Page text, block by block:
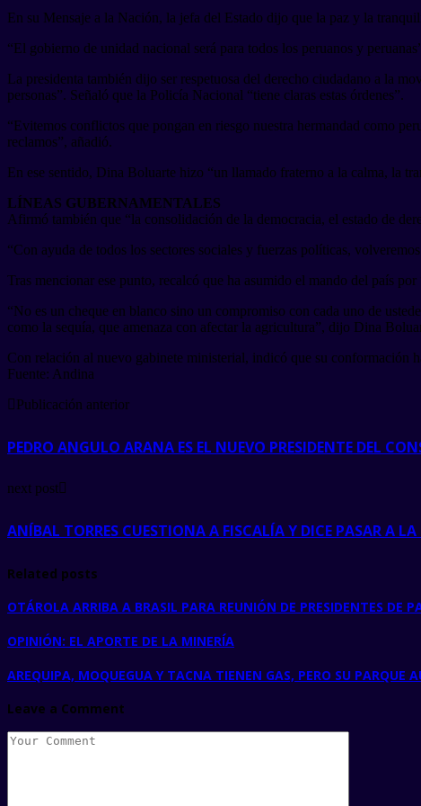
En su Mensaje a la Nación, la jefa del Estado dijo que la paz y la
“El gobierno de unidad nacional será para todos los peruanos y
La presidenta también dijo ser respetuosa del derecho ciudadano a la
personas”. Señaló que la Policía Nacional “tiene claras estas órdenes”.
“Evitemos conflictos que pongan en riesgo nuestra hermandad como
reclamos”, añadió.
En ese sentido, Dina Boluarte hizo “un llamado fraterno a la calma, la
LÍNEAS GUBERNAMENTALES
Afirmó también que “la consolidación de la democracia, el estado de
“Con ayuda de todos los sectores sociales y fuerzas políticas,
Tras mencionar ese punto, recalcó que ha asumido el mando del país
“No es un cheque en blanco sino un compromiso con cada uno de
como la sequía, que amenaza con afectar la agricultura”, dijo Dina
Con relación al nuevo gabinete ministerial, indicó que su conformación
Fuente: Andina
Publicación anterior
PEDRO ANGULO ARANA ES EL NUEVO PRESIDENTE DEL
next post
ANÍBAL TORRES CUESTIONA A FISCALÍA Y DICE PASAR A
Related posts
OTÁROLA ARRIBA A BRASIL PARA REUNIÓN DE PRESIDENTES DE
OPINIÓN: EL APORTE DE LA MINERÍA
AREQUIPA, MOQUEGUA Y TACNA TIENEN GAS, PERO SU PARQUE
Leave a Comment